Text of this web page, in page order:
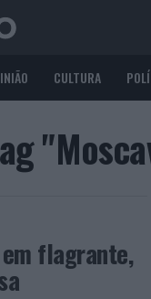
CULTURA
flagrante,